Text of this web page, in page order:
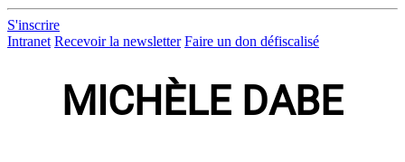
S'inscrire
Intranet Recevoir la newsletter Faire un don défiscalisé
MICHÈLE DABE